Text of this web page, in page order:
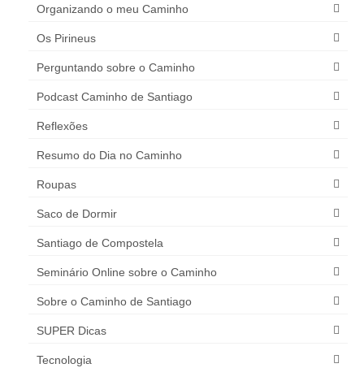
Organizando o meu Caminho
Os Pirineus
Perguntando sobre o Caminho
Podcast Caminho de Santiago
Reflexões
Resumo do Dia no Caminho
Roupas
Saco de Dormir
Santiago de Compostela
Seminário Online sobre o Caminho
Sobre o Caminho de Santiago
SUPER Dicas
Tecnologia